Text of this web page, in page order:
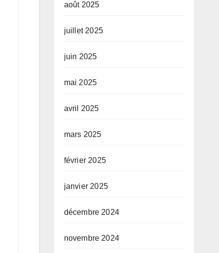
août 2025
juillet 2025
juin 2025
mai 2025
avril 2025
mars 2025
février 2025
janvier 2025
décembre 2024
novembre 2024